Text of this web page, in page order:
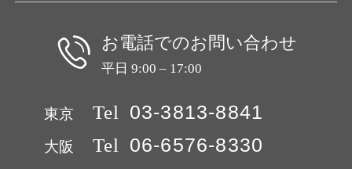
お電話でのお問い合わせ
平日 9:00 – 17:00
東京 Tel 03-3813-8841
大阪 Tel 06-6576-8330